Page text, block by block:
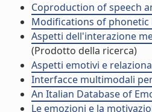
Coproduction of speech
Modifications of phonetic
Aspetti dell'interazione
(Prodotto della ricerca)
Aspetti emotivi e
Interfacce multimodali
An Italian Database of
Le emozioni e la